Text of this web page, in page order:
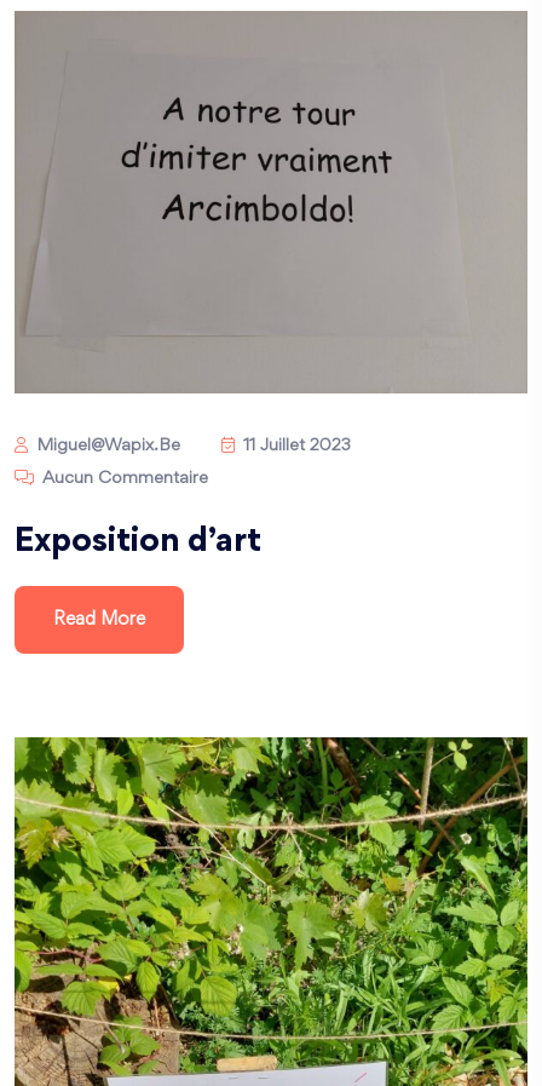
Miguel@wapix.be 11 Juillet 2023
Aucun Commentaire
Exposition d’art
Read More